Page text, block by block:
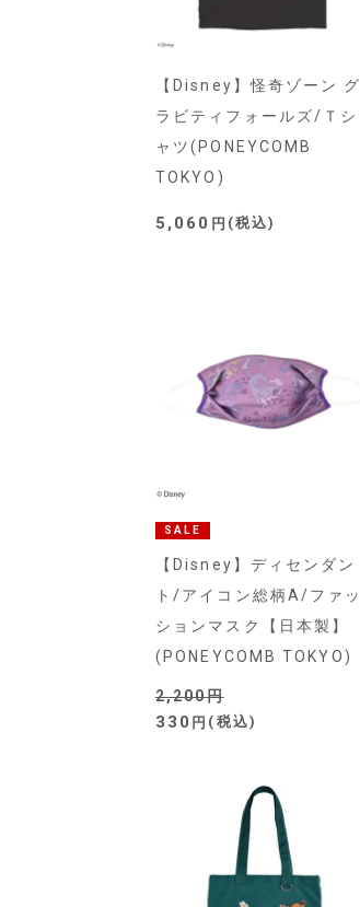
【Disney】怪奇ゾーン グ
ラビティフォールズ/Ｔシ
ャツ(PONEYCOMB
TOKYO)
5,060 税込
SALE
【Disney】ディセンダン
ト/アイコン総柄A/ファッ
ションマスク【日本製】
(PONEYCOMB TOKYO)
2,200
330 税込